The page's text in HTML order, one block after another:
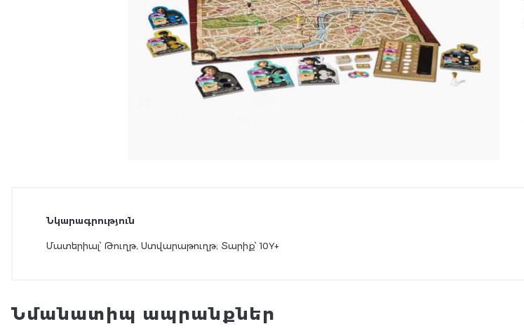
Նկարագրություն
Մատերիալ՝ Թուղթ, Ստվարաթուղթ; Տարիք՝ 10Y+
Նմանատիպ ապրանքներ